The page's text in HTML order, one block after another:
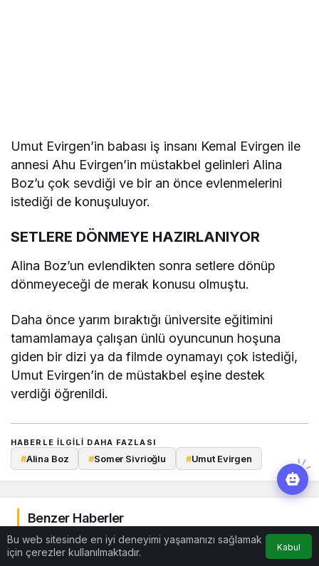
Umut Evirgen’in babası iş insanı Kemal Evirgen ile
annesi Ahu Evirgen’in müstakbel gelinleri Alina
Boz’u çok sevdiği ve bir an önce evlenmelerini
istediği de konuşuluyor.
SETLERE DÖNMEYE HAZIRLANIYOR
Alina Boz’un evlendikten sonra setlere dönüp
dönmeyeceği de merak konusu olmuştu.
Daha önce yarım bıraktığı üniversite eğitimini
tamamlamaya çalışan ünlü oyuncunun hoşuna
giden bir dizi ya da filmde oynamayı çok istediği,
Umut Evirgen’in de müstakbel eşine destek
verdiği öğrenildi.
HABERLE ILGILI DAHA FAZLASI
#Alina Boz #Somer Sivrioğlu #Umut Evirgen
Benzer Haberler
Bu web sitesinde en iyi deneyimi yaşamanızı sağlamak
için çerezler kullanılmaktadır.
Kabul